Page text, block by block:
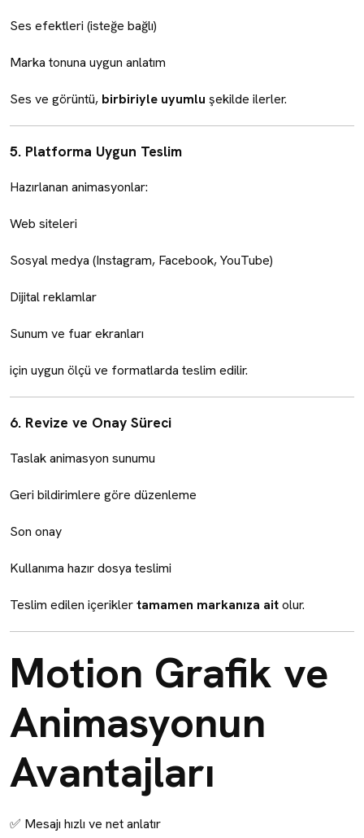
Ses efektleri (isteğe bağlı)
Marka tonuna uygun anlatım
Ses ve görüntü, birbiriyle uyumlu şekilde ilerler.
5. Platforma Uygun Teslim
Hazırlanan animasyonlar:
Web siteleri
Sosyal medya (Instagram, Facebook, YouTube)
Dijital reklamlar
Sunum ve fuar ekranları
için uygun ölçü ve formatlarda teslim edilir.
6. Revize ve Onay Süreci
Taslak animasyon sunumu
Geri bildirimlere göre düzenleme
Son onay
Kullanıma hazır dosya teslimi
Teslim edilen içeriklertamamen markanıza aitolur.
Motion Grafik ve
Animasyonun
Avantajları
✅ Mesajı hızlı ve net anlatır